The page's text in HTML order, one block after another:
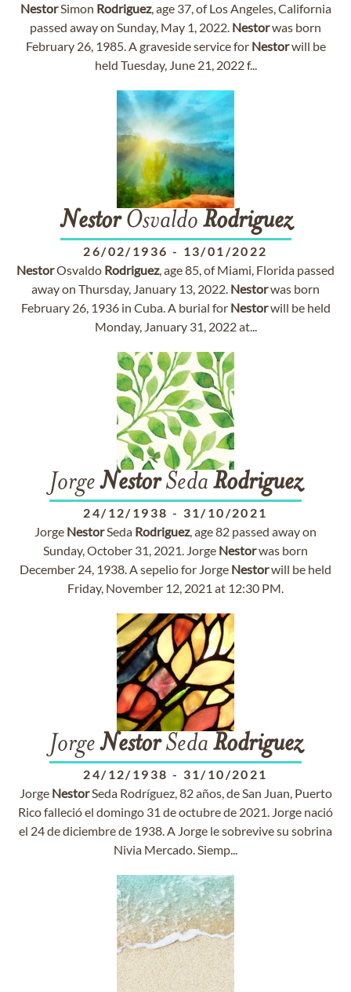
NestorSimon Rodriguez, age 37, of Los Angeles, California
passed away on Sunday, May 1, 2022. Nestorwas born
February 26, 1985. A graveside service for Nestorwill be
held Tuesday, June 21, 2022 f...
NestorOsvaldo Rodriguez
26/02/1936 - 13/01/2022
NestorOsvaldo Rodriguez, age 85, of Miami, Florida passed
away on Thursday, January 13, 2022. Nestorwas born
February 26, 1936 in Cuba. A burial for Nestorwill be held
Monday, January 31, 2022 at...
JorgeNestorSeda Rodriguez
24/12/1938 - 31/10/2021
Jorge NestorSeda Rodriguez, age 82 passed away on
Sunday, October 31, 2021. Jorge Nestorwas born
December 24, 1938. A sepelio for Jorge Nestorwill be held
Friday, November 12, 2021 at 12:30 PM.
JorgeNestorSeda Rodriguez
24/12/1938 - 31/10/2021
Jorge NestorSeda Rodríguez, 82 años, de San Juan, Puerto
Rico falleció el domingo 31 de octubre de 2021. Jorge nació
el 24 de diciembre de 1938. A Jorge le sobrevive su sobrina
Nivia Mercado. Siemp...